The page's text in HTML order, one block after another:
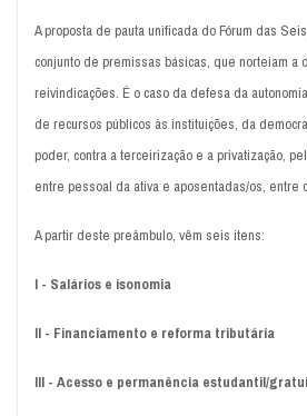
A proposta de pauta unificada do Fórum das
conjunto de premissas básicas, que norteiam a
reivindicações. É o caso da defesa da
de recursos públicos às instituições, da
poder, contra a terceirização e a privatização,
entre pessoal da ativa e aposentadas/os, entre
A partir deste preâmbulo, vêm seis itens:
I - Salários e isonomia
II - Financiamento e reforma tributária
III - Acesso e permanência estudantil/